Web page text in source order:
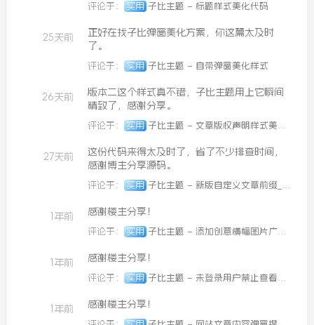
评论于： 实用 子比主题 – 标题样式美化代码
25天前
正好在找子比弹窗美化方案，你这篇太及时
了。
评论于： 实用 子比主题 – 自带弹窗美化样式
26天前
版本二这个样式真不错，子比主题用上它瞬间
精致了，感谢分享。
评论于： 实用 子比主题 – 文章版权声明样式美化（共十四款）
27天前
这份代码来得太及时了，省了不少排查时间，
感谢博主分享源码。
评论于： 实用 子比主题 – 新版自定义文章前缀_代码版
1年前 感谢楼主分享！
评论于： 实用 子比主题 – 添加创意横幅图片广告位
1年前 感谢楼主分享！
评论于： 实用 子比主题 – 未登录用户禁止查看图片
1年前 感谢楼主分享！